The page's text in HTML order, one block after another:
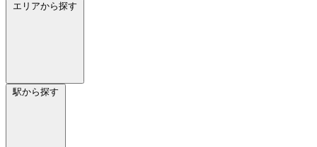
エリアから探す
駅から探す